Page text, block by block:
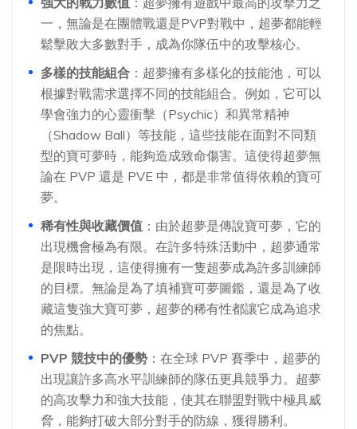
一，無論是在團體戰還是PVP對戰中，超夢都能輕
鬆擊敗大多數對手，成為你隊伍中的攻擊核心。
多樣的技能組合 ：超夢擁有多樣化的技能池，可以
根據對戰需求選擇不同的技能組合。例如，它可以
學會強力的心靈衝擊（Psychic）和異常精神
（Shadow Ball）等技能，這些技能在面對不同類
型的寶可夢時，能夠造成致命傷害。這使得超夢無
論在 PVP 還是 PVE 中，都是非常值得依賴的寶可
夢。
稀有性與收藏價值 ：由於超夢是傳說寶可夢，它的
出現機會極為有限。在許多特殊活動中，超夢通常
是限時出現，這使得擁有一隻超夢成為許多訓練師
的目標。無論是為了填補寶可夢圖鑑，還是為了收
藏這隻強大寶可夢，超夢的稀有性都讓它成為追求
的焦點。
PVP 競技中的優勢 ：在全球 PVP 賽季中，超夢的
出現讓許多高水平訓練師的隊伍更具競爭力。超夢
的高攻擊力和強大技能，使其在聯盟對戰中極具威
脅，能夠打破大部分對手的防線，獲得勝利。